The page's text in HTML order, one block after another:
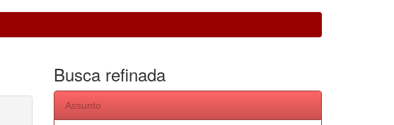
Busca refinada
Assunto